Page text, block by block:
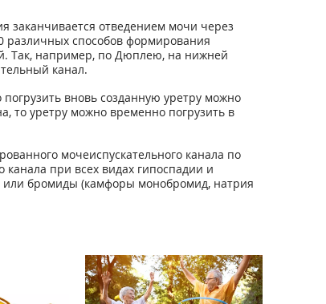
заканчивается отведением мочи через
различных способов формирования
Так, например, по Дюплею, на нижней
канал.
вновь созданную уретру можно
то уретру можно временно погрузить в
мочеиспускательного канала по
при всех видах гипоспадии и
или бромиды (камфоры монобромид, натрия